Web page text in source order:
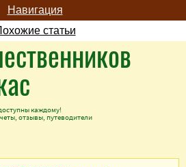
Навигация
статьи
каждому!
отзывы, путеводители